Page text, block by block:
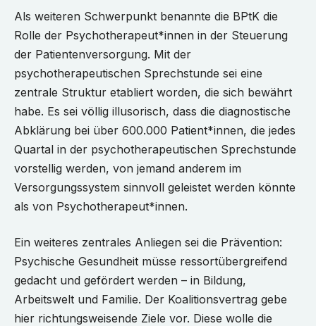
Als weiteren Schwerpunkt benannte die BPtK die
Rolle der Psychotherapeut*innen in der Steuerung
der Patientenversorgung. Mit der
psychotherapeutischen Sprechstunde sei eine
zentrale Struktur etabliert worden, die sich bewährt
habe. Es sei völlig illusorisch, dass die diagnostische
Abklärung bei über 600.000 Patient*innen, die jedes
Quartal in der psychotherapeutischen Sprechstunde
vorstellig werden, von jemand anderem im
Versorgungssystem sinnvoll geleistet werden könnte
als von Psychotherapeut*innen.
Ein weiteres zentrales Anliegen sei die Prävention:
Psychische Gesundheit müsse ressortübergreifend
gedacht und gefördert werden – in Bildung,
Arbeitswelt und Familie. Der Koalitionsvertrag gebe
hier richtungsweisende Ziele vor. Diese wolle die